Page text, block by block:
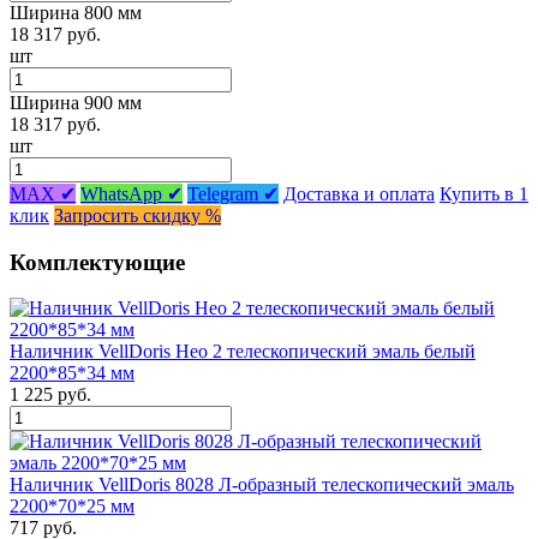
Ширина 800 мм
18 317 руб.
шт
Ширина 900 мм
18 317 руб.
шт
MAX ✔ WhatsApp ✔ Telegram ✔ Доставка и оплата Купить в 1
клик Запросить скидку %
Комплектующие
Наличник VellDoris Нео 2 телескопический эмаль белый
2200*85*34 мм
1 225 руб.
Наличник VellDoris 8028 Л-образный телескопический эмаль
2200*70*25 мм
717 руб.